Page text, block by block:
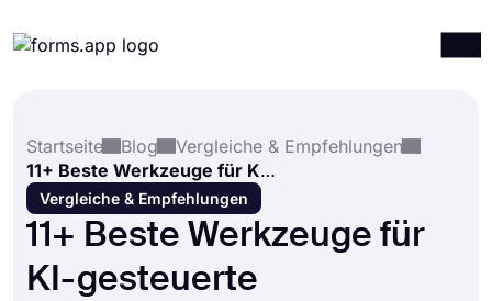
Integrationen
Vorlagen
Ressourcen
Preise
Startseite
Blog
Vergleiche & Empfehlungen
11+ Beste Werkzeuge für KI-gesteuerte Formularentwickler
Vergleiche & Empfehlungen
11+ Beste Werkzeuge für
KI-gesteuerte